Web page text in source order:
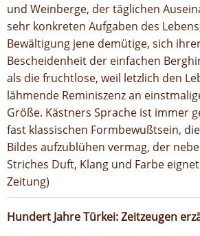
und Weinberge, der täglichen
sehr konkreten Aufgaben des
Bewältigung jene demütige, sich
Bescheidenheit der einfachen
als die fruchtlose, weil letzlich den
lähmende Reminiszenz an
Größe. Kästners Sprache ist immer
fast klassischen Formbewußtsein,
Bildes aufzublühen vermag, der
Striches Duft, Klang und Farbe
Zeitung)
Hundert Jahre Türkei: Zeitzeugen